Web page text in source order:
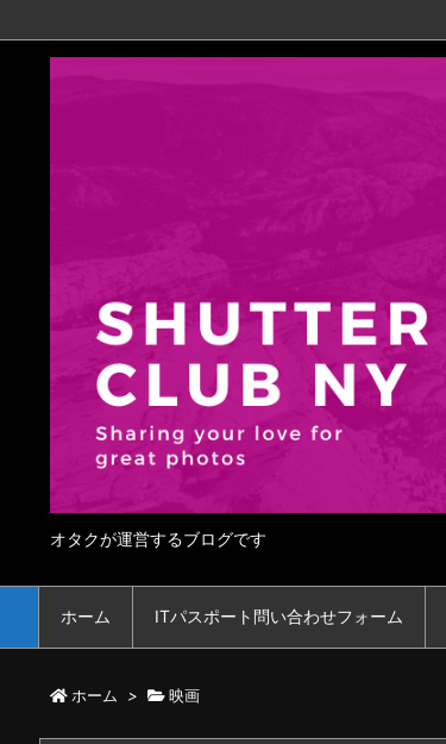
オタクが運営するブログです
ホーム ITパスポート問い合わせフォーム
ホーム > 映画